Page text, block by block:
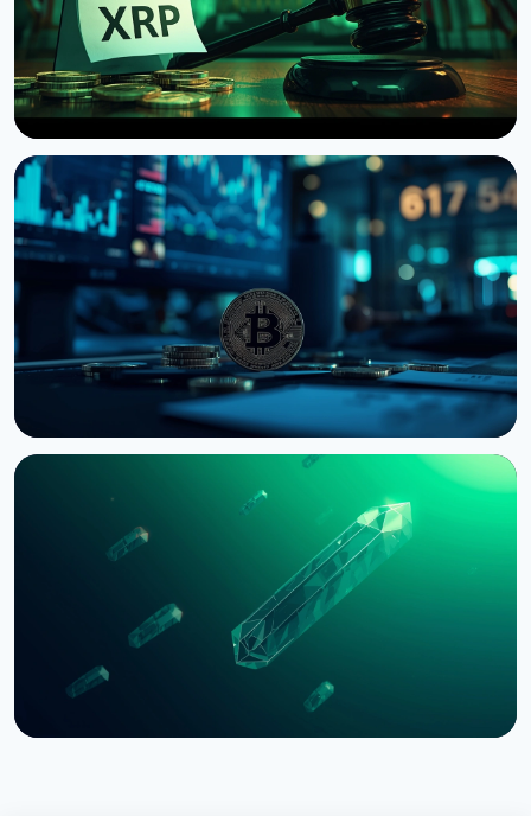
Сенат США відклав голосування по Clarity Act до
вересня
7 серпня 2026 р.4 хв читання
Bernstein попереджає про удар по крипторинку
через провал CLARITY Act у Сенаті